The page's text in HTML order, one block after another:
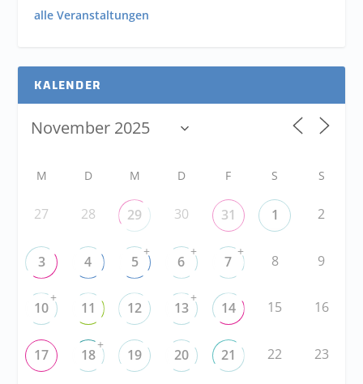
alle Veranstaltungen
KALENDER
M D M D F S S
27 28 29 30 31 1 2
3 4 5
+
6
+
7
+
8 9
10
+
11 12 13
+
14 15 16
17 18
+
19 20 21 22 23